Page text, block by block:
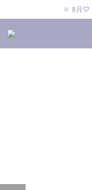
🔆 8
🔆 8月♡
🔆 8